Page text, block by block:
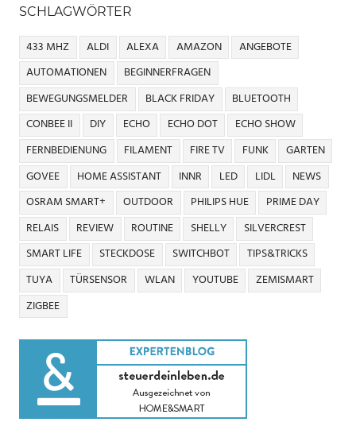
SCHLAGWÖRTER
433 MHZ ALDI ALEXA AMAZON
ANGEBOTE
AUTOMATIONEN
BEGINNERFRAGEN
BEWEGUNGSMELDER
BLACK FRIDAY
BLUETOOTH
CONBEE II
DIY ECHO ECHO DOT
ECHO SHOW
FERNBEDIENUNG
FILAMENT FIRE TV FUNK
GARTEN
GOVEE
HOME ASSISTANT INNR LED LIDL
NEWS
OSRAM SMART+
OUTDOOR PHILIPS HUE
PRIME DAY
RELAIS
REVIEW ROUTINE SHELLY
SILVERCREST
SMART LIFE
STECKDOSE SWITCHBOT
TIPS&TRICKS
TUYA
TÜRSENSOR WLAN YOUTUBE
ZEMISMART
ZIGBEE